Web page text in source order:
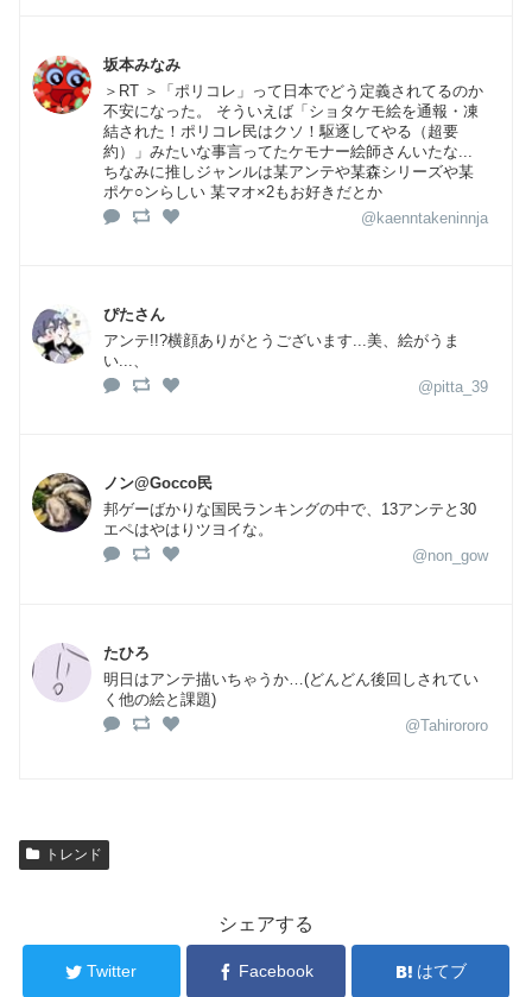
坂本みなみ
＞RT ＞「ポリコレ」って日本でどう定義されてるのか
不安になった。 そういえば「ショタケモ絵を通報・凍
結された！ポリコレ民はクソ！駆逐してやる（超要
約）」みたいな事言ってたケモナー絵師さんいたな...
ちなみに推しジャンルは某アンテや某森シリーズや某
ポケ○ンらしい 某マオ×2もお好きだとか
@kaenntakeninnja
ぴたさん
アンテ!!?横顔ありがとうございます...美、絵がうま
い...、
@pitta_39
ノン@Gocco民
邦ゲーばかりな国民ランキングの中で、13アンテと30
エペはやはりツヨイな。
@non_gow
たひろ
明日はアンテ描いちゃうか…(どんどん後回しされてい
く他の絵と課題)
@Tahirororo
トレンド
シェアする
Twitter Facebook はてブ